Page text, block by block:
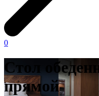
0
Стол
прямой